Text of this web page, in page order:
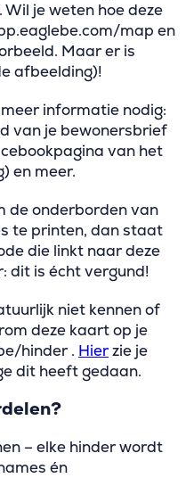
je weten hoe deze
map en
Maar er is
afbeelding)!
informatie nodig:
van je bewonersbrief
van het
en meer.
de onderborden van
te printen, dan staat
die linkt naar deze
dit is écht vergund!
niet kennen of
deze kaart op je
hinder . Hierzie je
dit heeft gedaan.
– elke hinder wordt
én